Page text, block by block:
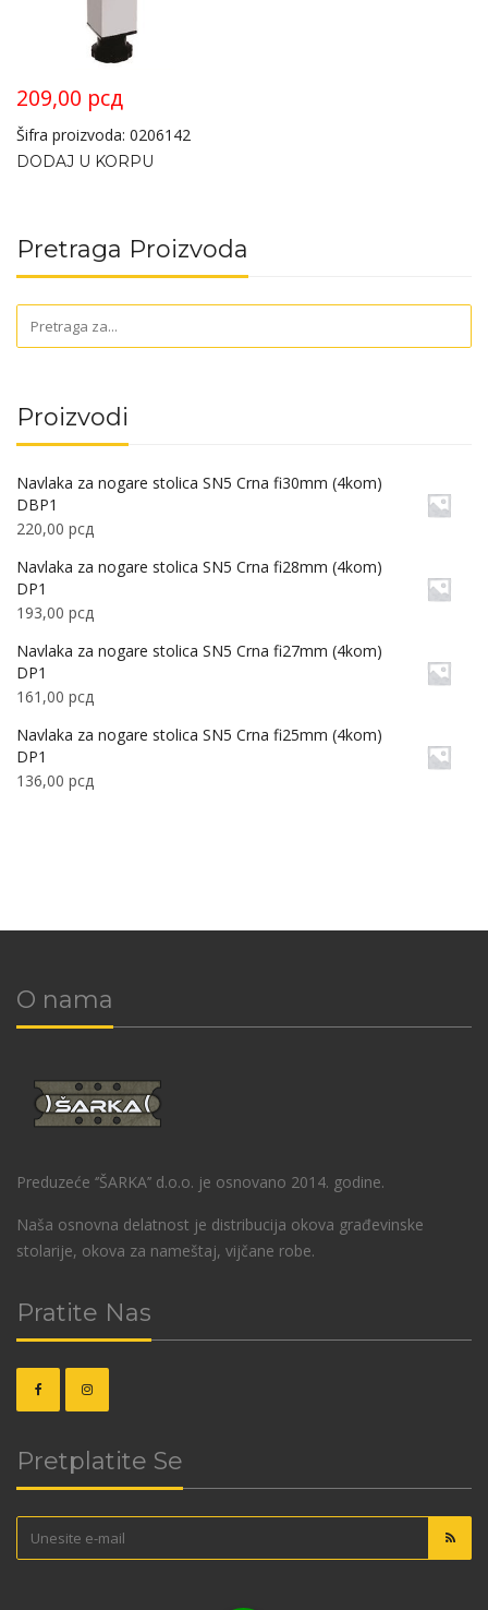
209,00 рсд
Šifra proizvoda: 0206142
DODAJ U KORPU
Pretraga Proizvoda
Proizvodi
Navlaka za nogare stolica SN5 Crna fi30mm (4kom)
DBP1
220,00 рсд
Navlaka za nogare stolica SN5 Crna fi28mm (4kom)
DP1
193,00 рсд
Navlaka za nogare stolica SN5 Crna fi27mm (4kom)
DP1
161,00 рсд
Navlaka za nogare stolica SN5 Crna fi25mm (4kom)
DP1
136,00 рсд
O nama
Preduzeće ‘’ŠARKA’’ d.o.o. je osnovano 2014. godine.
Naša osnovna delatnost je distribucija okova građevinske
stolarije, okova za nameštaj, vijčane robe.
Pratite Nas
Pretplatite Se